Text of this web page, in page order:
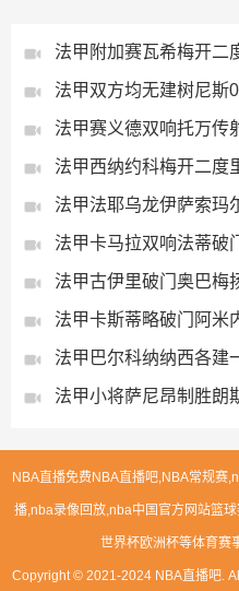
法甲附加赛瓦希梅开二
法甲双方均无建树尼斯
法甲赛义德双响托万传
法甲西纳约科梅开二度
法甲法耶乌龙伊萨索玛
法甲卡马拉双响法蒂破
法甲古伊里破门奥巴梅
法甲卡斯蒂略破门阿米
法甲巴尔科纳纳西各建
法甲小将萨尼昂制胜朗
NBA直播免费NBA直播吧,NBA常规赛
播,nba录像回放,nba中国官方网站篮
世界杯欧洲杯等体育赛
Copyright © 2021-2024 NBA直播吧.